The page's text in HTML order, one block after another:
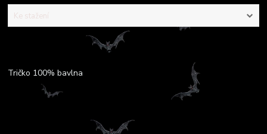
Ke stažení
Kompletní specifikace
Tričko 100% bavlna